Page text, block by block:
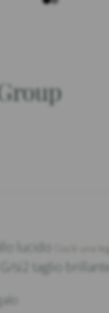
lucido
si2 taglio brillante